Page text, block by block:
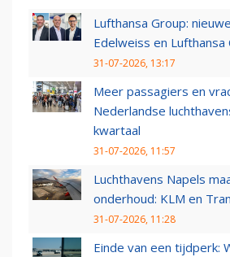
Lufthansa Group:
Edelweiss en Lufthansa
31-07-2026, 13:17
Meer passagiers en
Nederlandse
kwartaal
31-07-2026, 11:57
Luchthavens Napels
onderhoud: KLM en
31-07-2026, 11:28
Einde van een tijdperk: